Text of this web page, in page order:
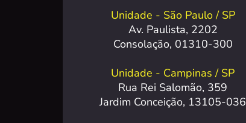
Unidade - São Paulo / SP
Av. Paulista, 2202
Consolação, 01310-300
Unidade - Campinas / SP
Rua Rei Salomão, 359
Jardim Conceição, 13105-036